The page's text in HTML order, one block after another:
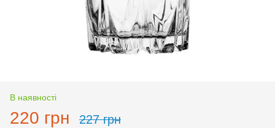
В наявності
220 грн 227 грн